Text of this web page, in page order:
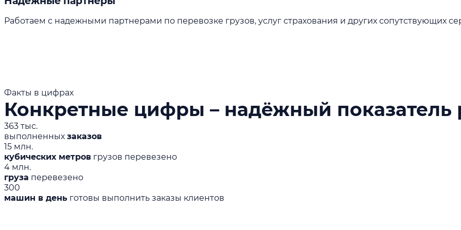
Работаем с надежными партнерами по перевозке грузов, услуг страхования и других сопутствующих
Факты в цифрах
Конкретные цифры – надёжный показатель
363 тыс.
выполненных заказов
15 млн.
кубических метров грузов перевезено
4 млн.
груза перевезено
300
машин в день готовы выполнить заказы клиентов